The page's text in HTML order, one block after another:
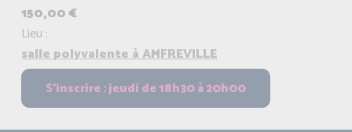
150,00 €
Lieu :
salle polyvalente à AMFREVILLE